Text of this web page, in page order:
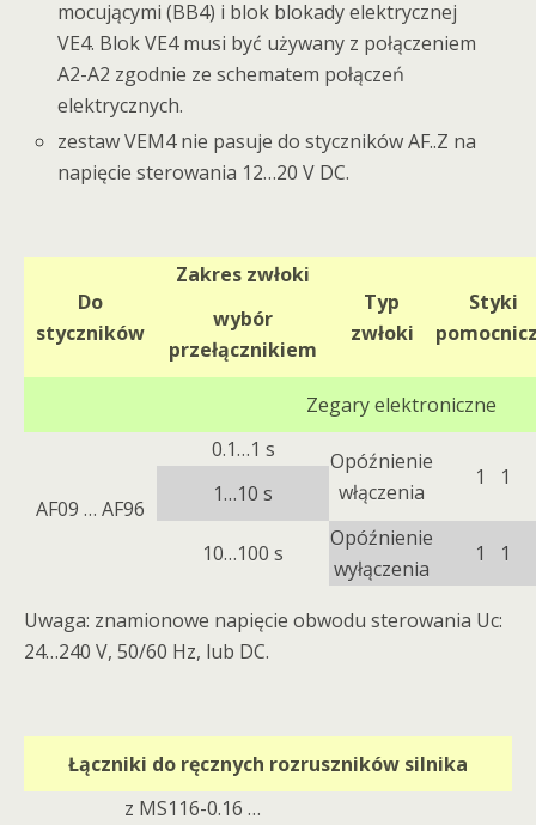
mocującymi (BB4) i blok blokady elektrycznej
VE4. Blok VE4 musi być używany z połączeniem
A2-A2 zgodnie ze schematem połączeń
elektrycznych.
zestaw VEM4 nie pasuje do styczników AF..Z na
napięcie sterowania 12…20 V DC.
Do
styczników
Zakres zwłoki
Typ
zwłoki
Styki
wybór
przełącznikiem
Zegary elektroniczne
AF09 … AF96
0.1…1 s
Opóźnienie
włączenia
1 1
1…10 s
10…100 s
Opóźnienie
wyłączenia
1 1
Uwaga: znamionowe napięcie obwodu sterowania Uc:
24…240 V, 50/60 Hz, lub DC.
Łączniki do ręcznych rozruszników silnika
z MS116-0.16 …